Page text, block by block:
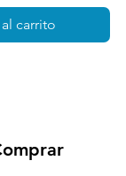
carrito